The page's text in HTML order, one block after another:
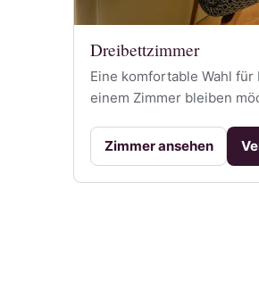
Dreibettzimmer
Eine komfortable Wahl
einem Zimmer bleiben
Zimmer ansehen